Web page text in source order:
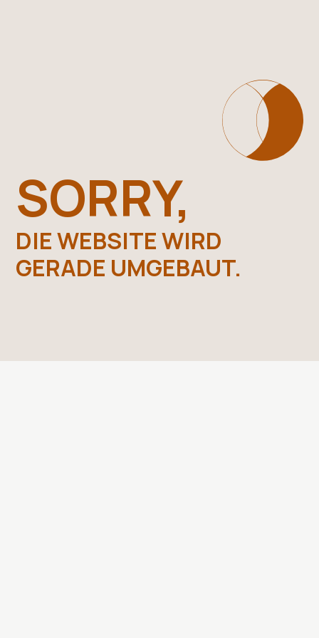
SORRY,
DIE WEBSITE WIRD
GERADE UMGEBAUT.